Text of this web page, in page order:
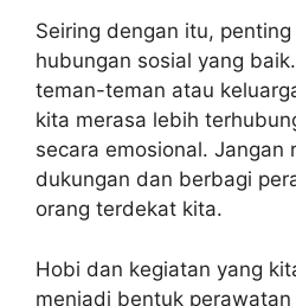
Seiring dengan itu,
hubungan sosial yang
teman-teman atau
kita merasa lebih
secara emosional. Jangan
dukungan dan berbagi
orang terdekat kita.
Hobi dan kegiatan yang
menjadi bentuk